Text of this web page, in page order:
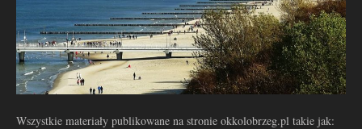
Wszystkie materiały publikowane na stronie okkolobrzeg.pl takie jak: